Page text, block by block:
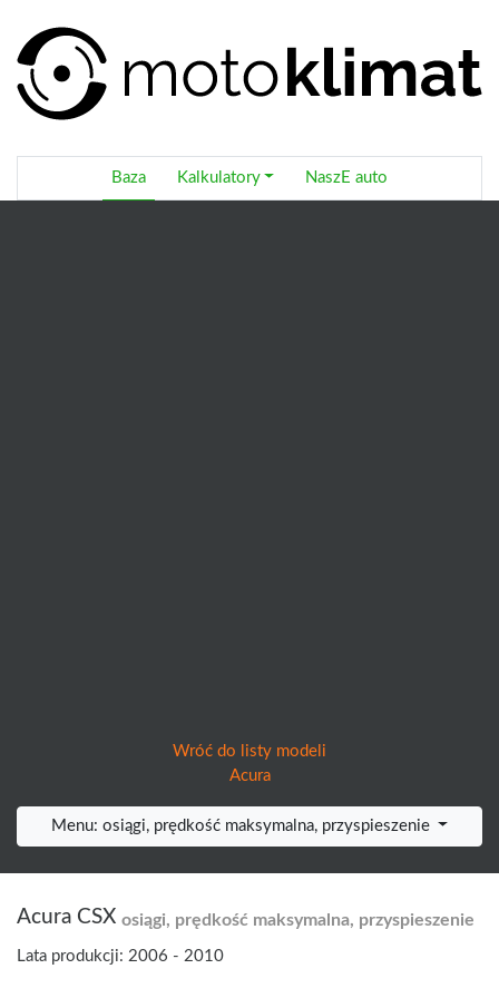
Baza Kalkulatory NaszE auto
Wróć do listy modeli
Acura
Menu: osiągi, prędkość maksymalna, przyspieszenie
Acura CSX osiągi, prędkość maksymalna, przyspieszenie
Lata produkcji: 2006 - 2010